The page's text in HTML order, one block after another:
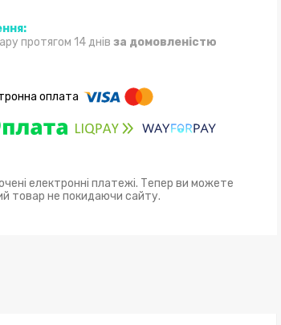
протягом 14 днів за домовленістю
електронні платежі. Тепер ви можете
товар не покидаючи сайту.